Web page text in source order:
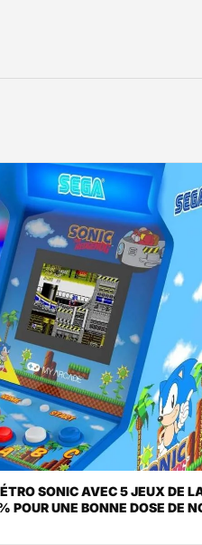
SONIC AVEC 5 JEUX DE
POUR UNE BONNE DOSE DE